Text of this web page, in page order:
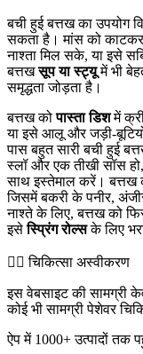
बची हुई बत्तख का उपयोग
सकता है। मांस को
नाश्ता मिल सके, या इसे
बत्तखसूप या स्ट्यूमें भी
समृद्धता जोड़ता है।
बत्तख कोपास्ता डिशमें
या इसे आलू और जड़ी-
पास बहुत सारी बची हुई
स्लॉ और एक तीखी सॉस
साथ इस्तेमाल करें। बत्तख
जिसमें बकरी के पनीर,
नाश्ते के लिए, बत्तख को
इसेस्प्रिंग रोल्सके लिए
👨‍⚕️️ चिकित्सा अस्वीकरण
इस वेबसाइट की सामग्री
कोई भी सामग्री पेशेवर
ऐप में 1000+ उत्पादों तक